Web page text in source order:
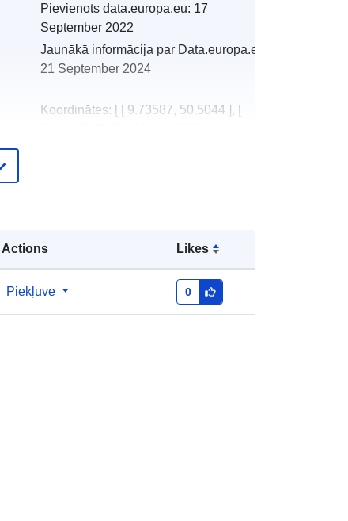
Actions Likes
Piekļuve 0
Pievienots data.europa.eu: 17
September 2022
Jaunākā informācija par Data.europa.eu:
21 September 2024
Koordinātes: [ [ 9.73587, 50.5044 ], [
25832